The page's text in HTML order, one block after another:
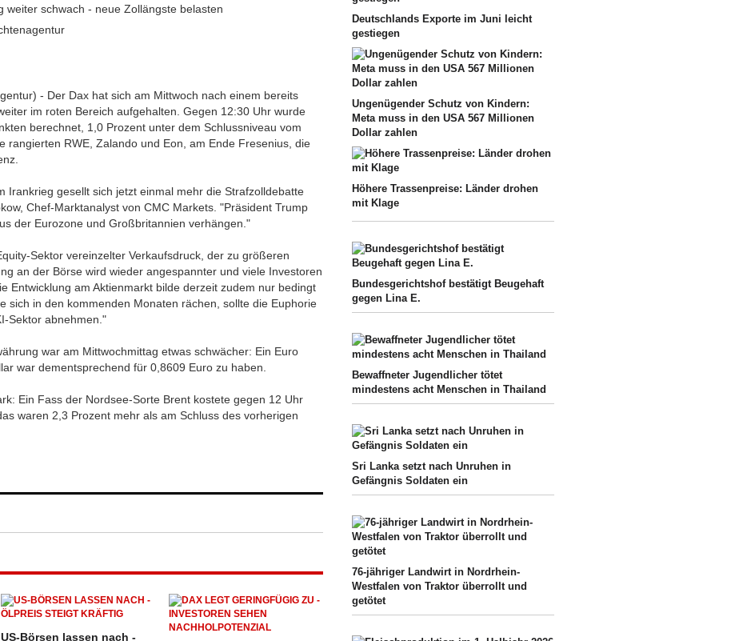
- Der Dax hat sich am Mittwoch nach einem bereits
im roten Bereich aufgehalten. Gegen 12:30 Uhr wurde
berechnet, 1,0 Prozent unter dem Schlussniveau vom
rangierten RWE, Zalando und Eon, am Ende Fresenius, die
Irankrieg gesellt sich jetzt einmal mehr die Strafzolldebatte
Chef-Marktanalyst von CMC Markets. "Präsident Trump
der Eurozone und Großbritannien verhängen."
Sektor vereinzelter Verkaufsdruck, der zu größeren
an der Börse wird wieder angespannter und viele Investoren
Entwicklung am Aktienmarkt bilde derzeit zudem nur bedingt
sich in den kommenden Monaten rächen, sollte die Euphorie
Sektor abnehmen."
war am Mittwochmittag etwas schwächer: Ein Euro
war dementsprechend für 0,8609 Euro zu haben.
Ein Fass der Nordsee-Sorte Brent kostete gegen 12 Uhr
waren 2,3 Prozent mehr als am Schluss des vorherigen
US-Börsen lassen nach -
Deutschlands Exporte im Juni leicht
gestiegen
Ungenügender Schutz von Kindern:
Meta muss in den USA 567 Millionen
Dollar zahlen
Höhere Trassenpreise: Länder drohen
mit Klage
Bundesgerichtshof bestätigt Beugehaft
gegen Lina E.
Bewaffneter Jugendlicher tötet
mindestens acht Menschen in Thailand
Sri Lanka setzt nach Unruhen in
Gefängnis Soldaten ein
76-jähriger Landwirt in Nordrhein-
Westfalen von Traktor überrollt und
getötet